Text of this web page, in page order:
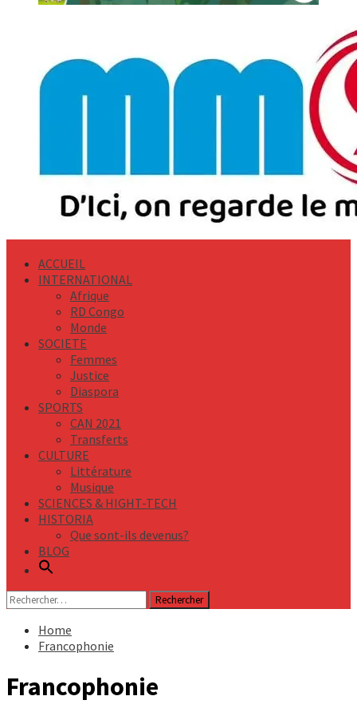
ACCUEIL
INTERNATIONAL
Afrique
RD Congo
Monde
SOCIETE
Femmes
Justice
Diaspora
SPORTS
CAN 2021
Transferts
CULTURE
Littérature
Musique
SCIENCES & HIGHT-TECH
HISTORIA
Que sont-ils devenus?
BLOG
Rechercher :
Home
Francophonie
Francophonie